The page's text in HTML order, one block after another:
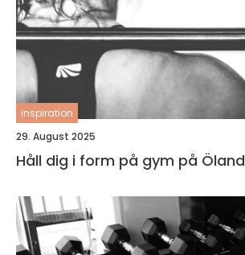
inspiration
29. August 2025
Håll dig i form på gym på Öland